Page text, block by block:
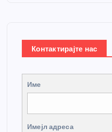
Контактирајте нас
Име
Имејл адреса